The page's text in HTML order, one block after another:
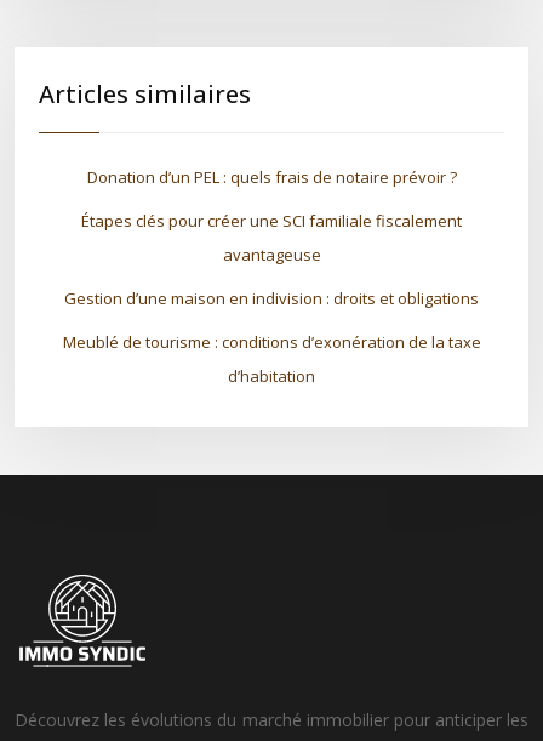
Articles similaires
Donation d’un PEL : quels frais de notaire prévoir ?
Étapes clés pour créer une SCI familiale fiscalement
avantageuse
Gestion d’une maison en indivision : droits et obligations
Meublé de tourisme : conditions d’exonération de la taxe
d’habitation
Découvrez les évolutions du marché immobilier pour anticiper les